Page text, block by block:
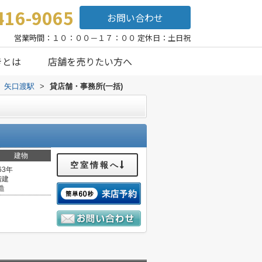
9065 お問い合わせ
営業時間：１０：００－１７：００ 定休日：土日祝
は 店舗を売りたい方へ
矢口渡駅 > 貸店舗・事務所(一括)
建物
年
建
空室情報へ